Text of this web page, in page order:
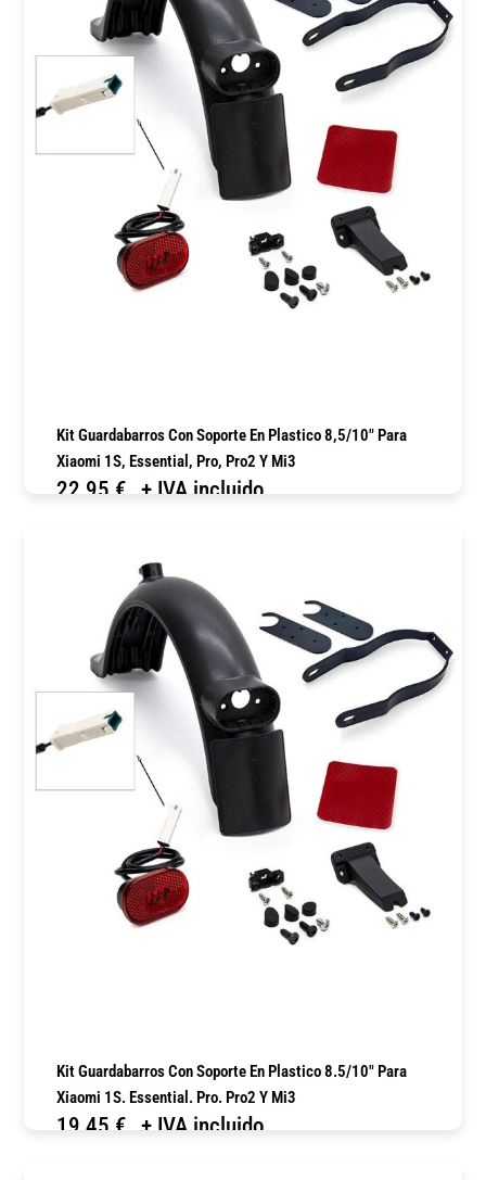
Kit Guardabarros Con Soporte En Plastico 8,5/10″ Para
Xiaomi 1S, Essential, Pro, Pro2 Y Mi3
22,95 € + IVA incluido
Kit Guardabarros Con Soporte En Plastico 8.5/10″ Para
Xiaomi 1S. Essential. Pro. Pro2 Y Mi3
19,45 € + IVA incluido